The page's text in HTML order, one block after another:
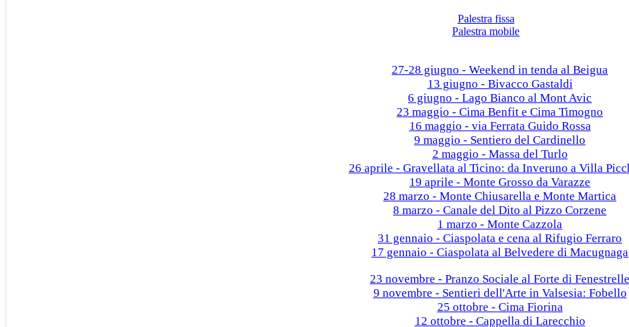
Palestra fissa
Palestra mobile
27-28 giugno - Weekend in tenda al Beigua
13 giugno - Bivacco Gastaldi
6 giugno - Lago Bianco al Mont Avic
23 maggio - Cima Benfit e Cima Timogno
16 maggio - via Ferrata Guido Rossa
9 maggio - Sentiero del Cardinello
2 maggio - Massa del Turlo
26 aprile - Gravellata al Ticino: da Inveruno a Villa
19 aprile - Monte Grosso da Varazze
28 marzo - Monte Chiusarella e Monte Martica
8 marzo - Canale del Dito al Pizzo Corzene
1 marzo - Monte Cazzola
31 gennaio - Ciaspolata e cena al Rifugio Ferraro
17 gennaio - Ciaspolata al Belvedere di Macugnaga
23 novembre - Pranzo Sociale al Forte di Fenestrelle
9 novembre - Sentieri dell'Arte in Valsesia: Fobello
25 ottobre - Cima Fiorina
12 ottobre - Cappella di Larecchio